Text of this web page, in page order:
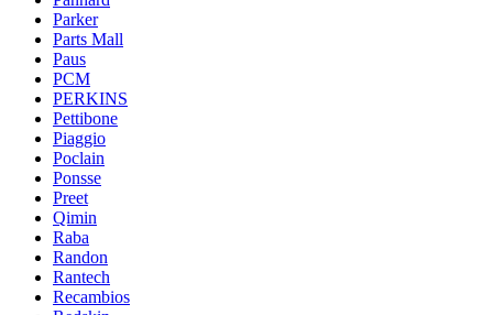
Parker
Parts Mall
Paus
PCM
PERKINS
Pettibone
Piaggio
Poclain
Ponsse
Preet
Qimin
Raba
Randon
Rantech
Recambios